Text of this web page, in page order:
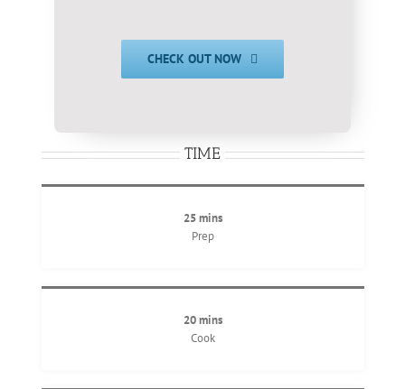
CHECK OUT NOW
TIME
25 mins
Prep
20 mins
Cook